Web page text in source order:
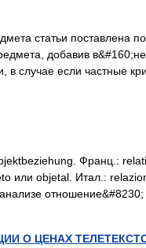
статьи поставлена
добавив
в случае если частные
Франц.:
или objetal. Итал.:
отношение&#8230;
О ЦЕНАХ